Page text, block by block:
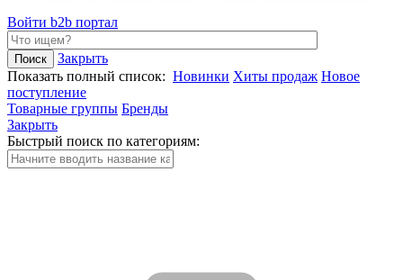
Войти b2b портал
Закрыть
Показать полный список: Новинки Хиты продаж Новое
поступление
Товарные группы Бренды
Закрыть
Быстрый поиск по категориям: